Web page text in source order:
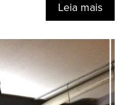
Leia mais